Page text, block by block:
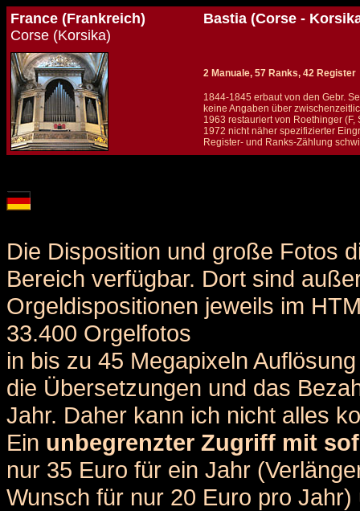
France (Frankreich)
Corse (Korsika)
Bastia (Corse -
2 Manuale, 57 Ranks, 42 Register
1844-1845 erbaut von den Gebr.
keine Angaben über
1963 restauriert von Roethinger (F,
1972 nicht näher spezifizierter
Register- und Ranks-Zählung
Die Disposition und große Fotos
Bereich verfügbar. Dort sind
Orgeldispositionen jeweils im
33.400 Orgelfotos
in bis zu 45 Megapixeln
die Übersetzungen und das
Jahr. Daher kann ich nicht alles
Ein unbegrenzter Zugriff mit
nur 35 Euro für ein Jahr
Wunsch für nur 20 Euro pro